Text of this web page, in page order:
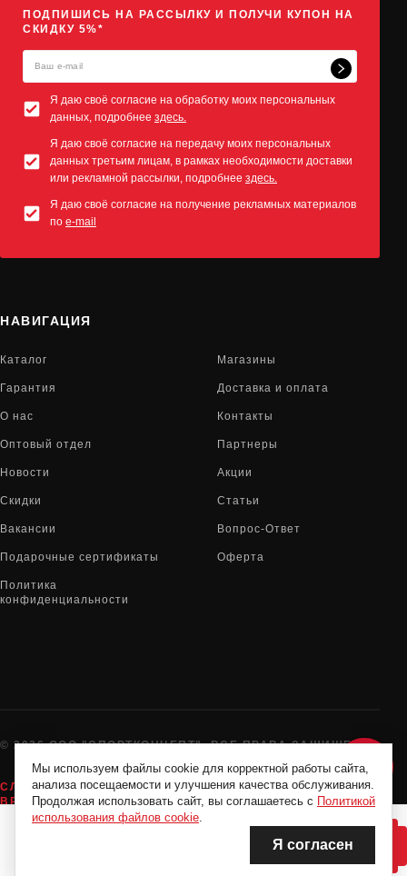
НЕТ В НАЛИЧИИ
НЕТ В НАЛИЧИИ
ПОДПИШИСЬ НА РАССЫЛКУ И ПОЛУЧИ КУПОН НА
СКИДКУ 5%*
Я даю своё согласие на обработку моих персональных
данных, подробнее здесь.
Я даю своё согласие на передачу моих персональных
данных третьим лицам, в рамках необходимости доставки
или рекламной рассылки, подробнее здесь.
Я даю своё согласие на получение рекламных материалов
по e-mail
НАВИГАЦИЯ
Каталог Магазины
Гарантия Доставка и оплата
О нас Контакты
Оптовый отдел Партнеры
Новости Акции
Скидки Статьи
Вакансии Вопрос-Ответ
Подарочные сертификаты Оферта
Политика
конфиденциальности
© 2026 ООО "СПОРТКОНЦЕПТ". ВСЕ ПРАВА ЗАЩИЩЕНЫ
СЛУЖБА ПОДДЕРЖКИ:8-800-775-72-05
ВРЕМЯ РАБОТЫ:
10:00 - 19:00 ЕЖЕДНЕВНО
Мы используем файлы cookie для корректной работы сайта,
анализа посещаемости и улучшения качества обслуживания.
Продолжая использовать сайт, вы соглашаетесь с Политикой
использования файлов cookie.
Я согласен